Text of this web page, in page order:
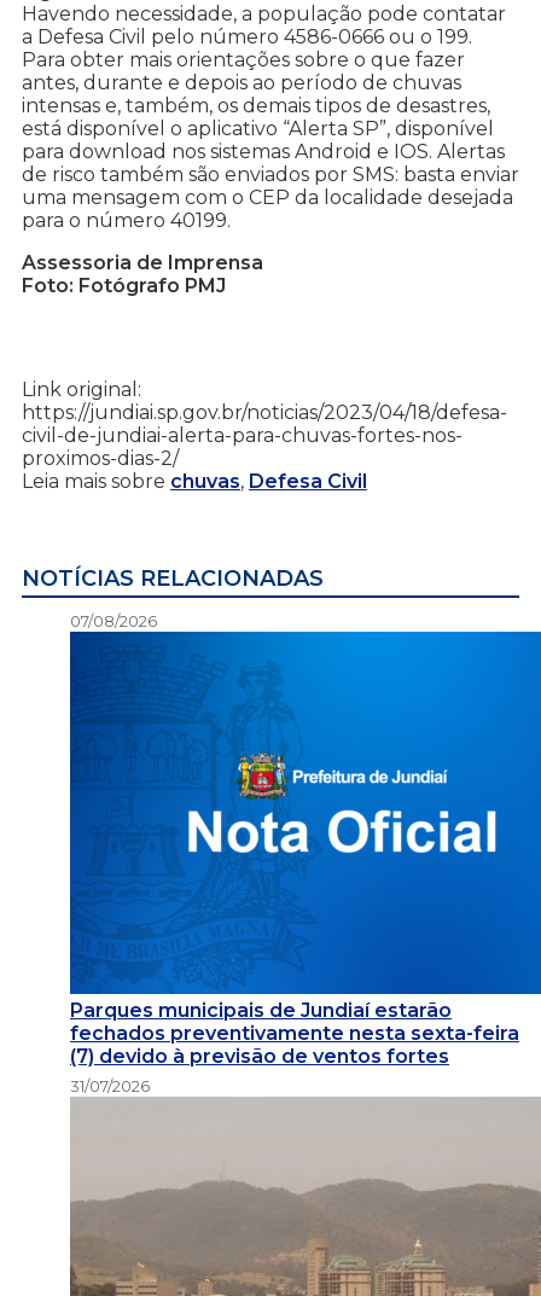
Havendo necessidade, a população pode contatar
a Defesa Civil pelo número 4586-0666 ou o 199.
Para obter mais orientações sobre o que fazer
antes, durante e depois ao período de chuvas
intensas e, também, os demais tipos de desastres,
está disponível o aplicativo “Alerta SP”, disponível
para download nos sistemas Android e IOS. Alertas
de risco também são enviados por SMS: basta enviar
uma mensagem com o CEP da localidade desejada
para o número 40199.
Assessoria de Imprensa
Foto: Fotógrafo PMJ
Link original:
https://jundiai.sp.gov.br/noticias/2023/04/18/defesa-
civil-de-jundiai-alerta-para-chuvas-fortes-nos-
proximos-dias-2/
Leia mais sobre chuvas, Defesa Civil
NOTÍCIAS RELACIONADAS
07/08/2026
Parques municipais de Jundiaí estarão
fechados preventivamente nesta sexta-feira
(7) devido à previsão de ventos fortes
31/07/2026